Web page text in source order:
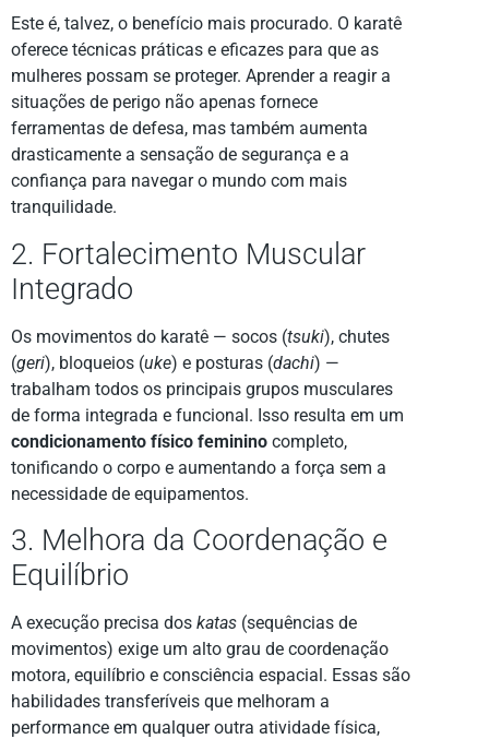
Este é, talvez, o benefício mais procurado. O karatê
oferece técnicas práticas e eficazes para que as
mulheres possam se proteger. Aprender a reagir a
situações de perigo não apenas fornece
ferramentas de defesa, mas também aumenta
drasticamente a sensação de segurança e a
confiança para navegar o mundo com mais
tranquilidade.
2. Fortalecimento Muscular
Integrado
Os movimentos do karatê — socos (tsuki), chutes
(geri), bloqueios (uke) e posturas (dachi) —
trabalham todos os principais grupos musculares
de forma integrada e funcional. Isso resulta em um
condicionamento físico feminino completo,
tonificando o corpo e aumentando a força sem a
necessidade de equipamentos.
3. Melhora da Coordenação e
Equilíbrio
A execução precisa dos katas (sequências de
movimentos) exige um alto grau de coordenação
motora, equilíbrio e consciência espacial. Essas são
habilidades transferíveis que melhoram a
performance em qualquer outra atividade física,